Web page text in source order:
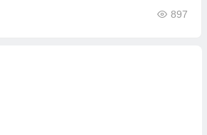
897